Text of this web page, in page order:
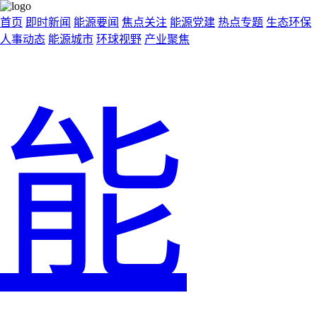
首页 即时新闻 能源要闻 焦点关注 能源党建 热点专题 生态环保
人事动态 能源城市 环球视野 产业聚焦
能